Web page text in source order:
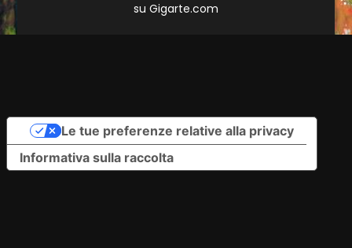
su Gigarte.com
Informativa sulla raccolta
Le tue preferenze relative alla privacy